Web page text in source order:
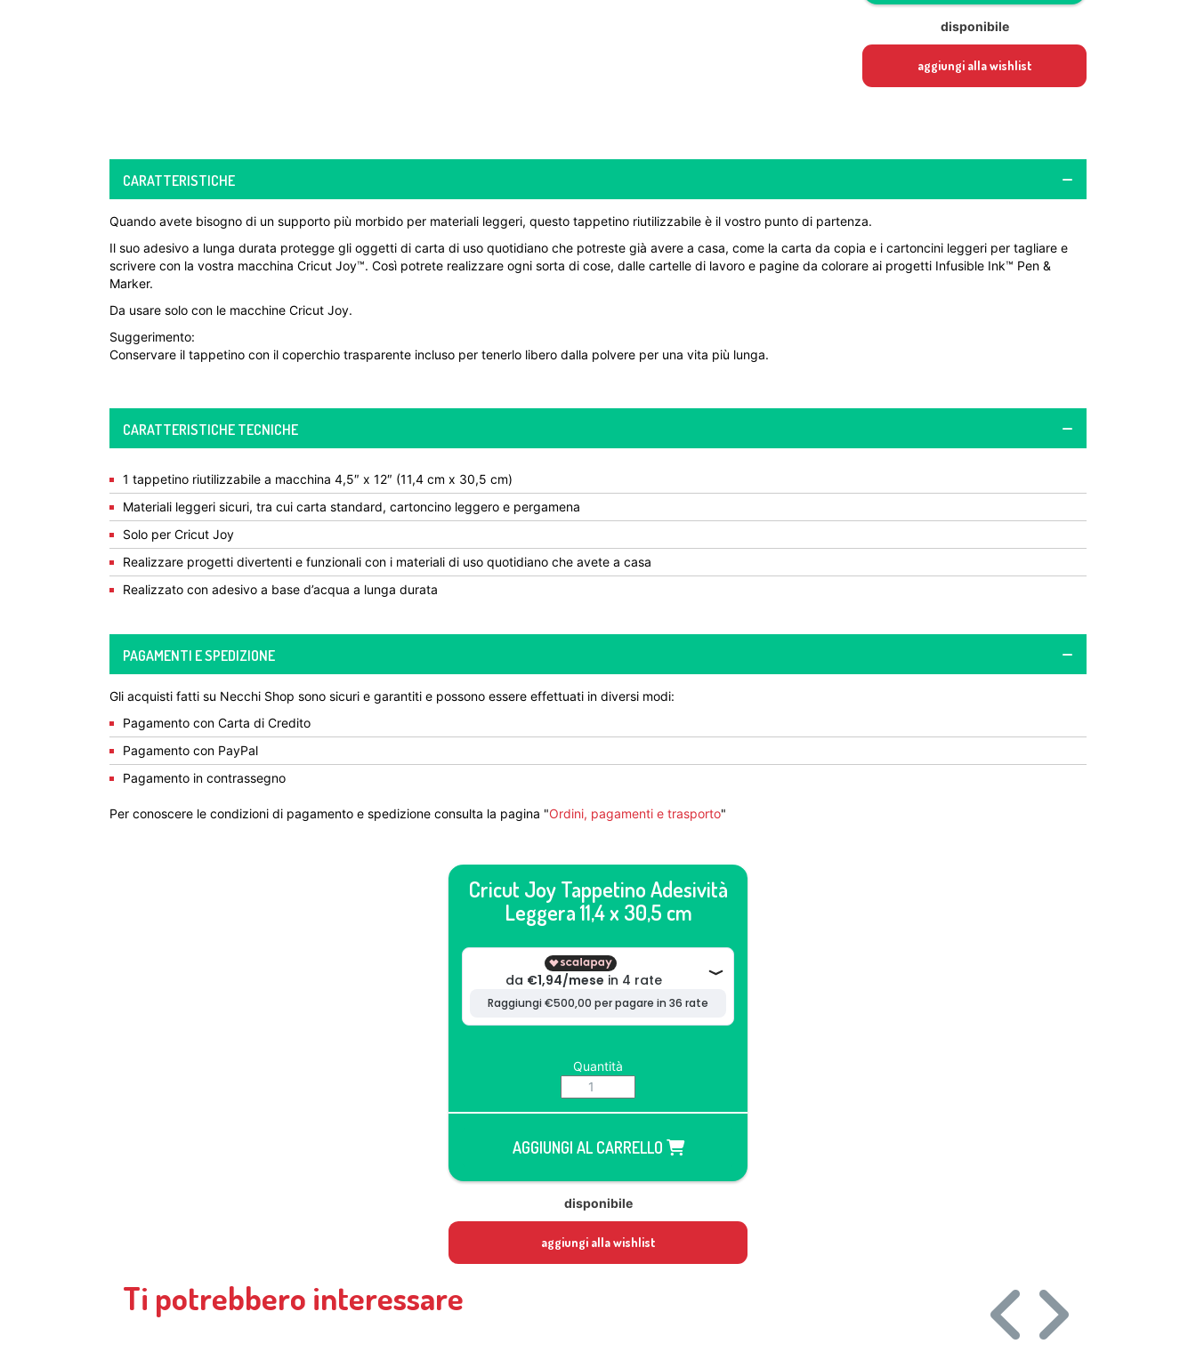
disponibile
aggiungi alla wishlist
CARATTERISTICHE
Quando avete bisogno di un supporto più morbido per materiali leggeri, questo tappetino riutilizzabile è il vostro punto di partenza.
Il suo adesivo a lunga durata protegge gli oggetti di carta di uso quotidiano che potreste già avere a casa, come la carta da copia e i cartoncini leggeri per tagliare e
scrivere con la vostra macchina Cricut Joy™. Così potrete realizzare ogni sorta di cose, dalle cartelle di lavoro e pagine da colorare ai progetti Infusible Ink™ Pen &
Marker.
Da usare solo con le macchine Cricut Joy.
Suggerimento:
Conservare il tappetino con il coperchio trasparente incluso per tenerlo libero dalla polvere per una vita più lunga.
CARATTERISTICHE TECNICHE
1 tappetino riutilizzabile a macchina 4,5″ x 12″ (11,4 cm x 30,5 cm)
Materiali leggeri sicuri, tra cui carta standard, cartoncino leggero e pergamena
Solo per Cricut Joy
Realizzare progetti divertenti e funzionali con i materiali di uso quotidiano che avete a casa
Realizzato con adesivo a base d’acqua a lunga durata
PAGAMENTI E SPEDIZIONE
Gli acquisti fatti su Necchi Shop sono sicuri e garantiti e possono essere effettuati in diversi modi:
Pagamento con Carta di Credito
Pagamento con PayPal
Pagamento in contrassegno
Per conoscere le condizioni di pagamento e spedizione consulta la pagina "Ordini, pagamenti e trasporto"
Cricut Joy Tappetino Adesività
Leggera 11,4 x 30,5 cm
Quantità
AGGIUNGI AL CARRELLO
disponibile
aggiungi alla wishlist
Ti potrebbero interessare